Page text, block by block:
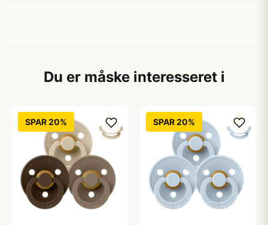
Du er måske interesseret i
SPAR 20% SPAR 20%